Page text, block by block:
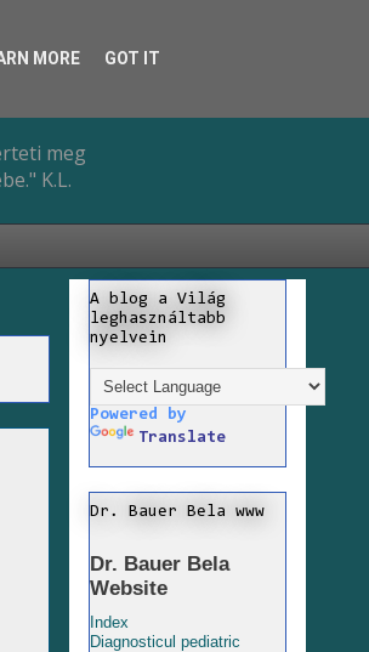
meg
K.L.
A blog a Világ
leghasználtabb
nyelvein
Powered by
Translate
Dr. Bauer Bela www
Dr. Bauer Bela
Website
Index
Diagnosticul pediatric
MORE GOT IT